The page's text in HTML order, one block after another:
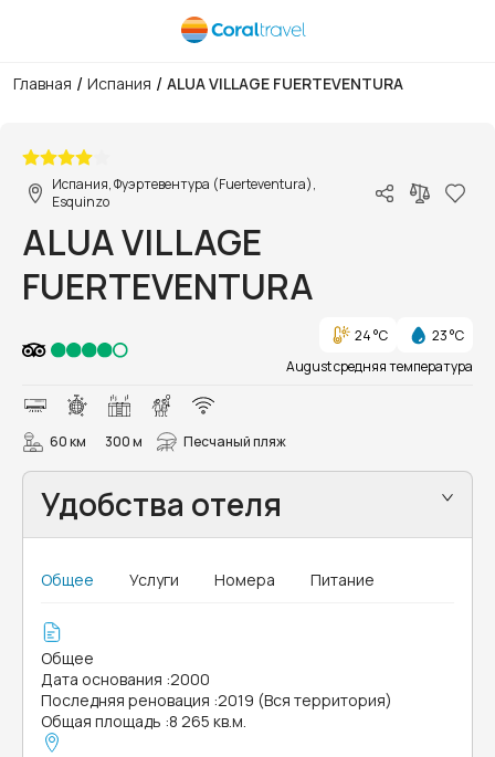
Главная / Испания / ALUA VILLAGE FUERTEVENTURA
Испания, Фуэртевентура (Fuerteventura),
Esquinzo
ALUA VILLAGE
FUERTEVENTURA
24 °C
23 °C
August средняя температура
60 км 300 м Песчаный пляж
Удобства отеля
Общее Услуги Номера Питание
Общее
Дата основания :2000
Последняя реновация :2019 (Вся территория)
Общая площадь :8 265 кв.м.